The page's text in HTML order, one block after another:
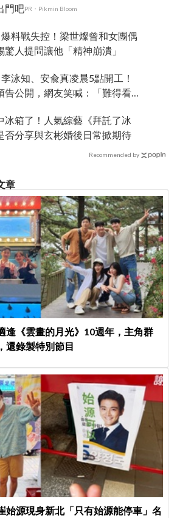
門吧PR・Pikmin Bloom
爆料戰失控！梁世燦曾和女團偶
人提問讓他「精神崩潰」
泳知、安兪真凌晨5點開工！
告公開，網友笑喊：「難得看
冰箱了！人氣綜藝《拜託了冰
否分享與玄彬婚後日常掀期待
Recommended by
章
逢《雲畫的月光》10週年，主角群
還錄製特別節目
始源現身新北「只有始源能停車」名